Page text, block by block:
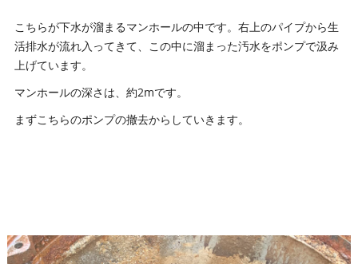
こちらが下水が溜まるマンホールの中です。右上のパイプから生
活排水が流れ入ってきて、この中に溜まった汚水をポンプで汲み
上げています。
マンホールの深さは、約2mです。
まずこちらのポンプの撤去からしていきます。